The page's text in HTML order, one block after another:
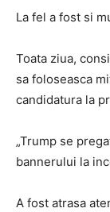
La fel a fost si
Toata ziua,
sa foloseasca
candidatura la
„Trump se
bannerului la
A fost atrasa